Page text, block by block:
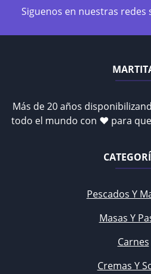
Siguenos en nuestras redes
Más de 20 años
todo el mundo con ♥ para
Pescados Y
Masas Y
Carnes
Cremas Y